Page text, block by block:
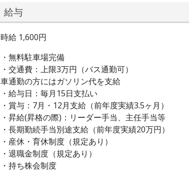
給与
時給 1,600円
・無料駐車場完備
・交通費：上限3万円（バス通勤可）
車通勤の方にはガソリン代を支給
・給与日：毎月15日支払い
・賞与：7月・12月支給（前年度実績3.5ヶ月）
・昇給(昇格の際)：リーダー手当、主任手当等
・長期勤続手当別途支給（前年度実績20万円）
・産休・育休制度（規定あり）
・退職金制度（規定あり）
・持ち株会制度